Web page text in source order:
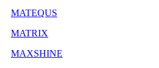
MATEQUS
MATRIX
MAXSHINE